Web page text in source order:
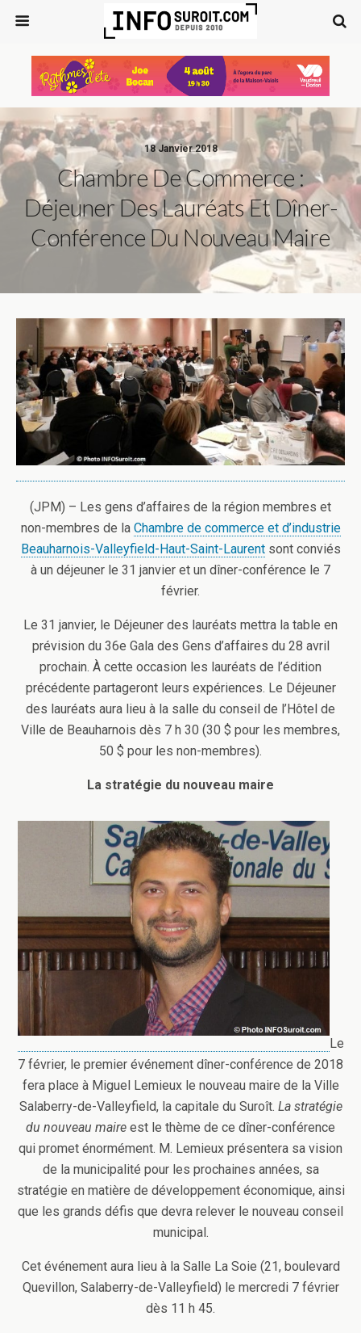
18 Janvier 2018
Chambre De Commerce :
Déjeuner Des Lauréats Et Dîner-
Conférence Du Nouveau Maire
(JPM) – Les gens d’affaires de la région membres et
non-membres de la Chambre de commerce et d’industrie
Beauharnois-Valleyfield-Haut-Saint-Laurentsont conviés
à un déjeuner le 31 janvier et un dîner-conférence le 7
février.
Le 31 janvier, le Déjeuner des lauréats mettra la table en
prévision du 36e Gala des Gens d’affaires du 28 avril
prochain. À cette occasion les lauréats de l’édition
précédente partageront leurs expériences. Le Déjeuner
des lauréats aura lieu à la salle du conseil de l’Hôtel de
Ville de Beauharnois dès 7 h 30 (30 $ pour les membres,
50 $ pour les non-membres).
La stratégie du nouveau maire
Le
7 février, le premier événement dîner-conférence de 2018
fera place à Miguel Lemieux le nouveau maire de la Ville
Salaberry-de-Valleyfield, la capitale du Suroît. La stratégie
du nouveau maire est le thème de ce dîner-conférence
qui promet énormément. M. Lemieux présentera sa vision
de la municipalité pour les prochaines années, sa
stratégie en matière de développement économique, ainsi
que les grands défis que devra relever le nouveau conseil
municipal.
Cet événement aura lieu à la Salle La Soie (21, boulevard
Quevillon, Salaberry-de-Valleyfield) le mercredi 7 février
dès 11 h 45.